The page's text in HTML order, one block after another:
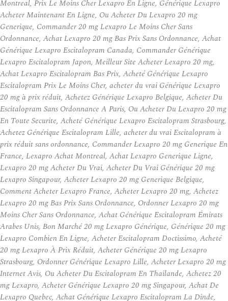
Montreal, Prix Le Moins Cher Lexapro En Ligne, Générique Lexapro
Acheter Maintenant En Ligne, Ou Acheter Du Lexapro 20 mg
Generique, Commander 20 mg Lexapro Le Moins Cher Sans
Ordonnance, Achat Lexapro 20 mg Bas Prix Sans Ordonnance, Achat
Générique Lexapro Escitalopram Canada, Commander Générique
Lexapro Escitalopram Japon, Meilleur Site Acheter Lexapro 20 mg,
Achat Lexapro Escitalopram Bas Prix, Acheté Générique Lexapro
Escitalopram Prix Le Moins Cher, acheter du vrai Générique Lexapro
20 mg à prix réduit, Achetez Générique Lexapro Belgique, Acheter Du
Escitalopram Sans Ordonnance A Paris, Ou Acheter Du Lexapro 20 mg
En Toute Securite, Acheté Générique Lexapro Escitalopram Strasbourg,
Achetez Générique Escitalopram Lille, acheter du vrai Escitalopram à
prix réduit sans ordonnance, Commander Lexapro 20 mg Generique En
France, Lexapro Achat Montreal, Achat Lexapro Generique Ligne,
Lexapro 20 mg Acheter Du Vrai, Acheter Du Vrai Générique 20 mg
Lexapro Singapour, Acheter Lexapro 20 mg Generique Belgique,
Comment Acheter Lexapro France, Acheter Lexapro 20 mg, Achetez
Lexapro 20 mg Bas Prix Sans Ordonnance, Ordonner Lexapro 20 mg
Moins Cher Sans Ordonnance, Achat Générique Escitalopram Émirats
Arabes Unis, Bon Marché 20 mg Lexapro Générique, Générique 20 mg
Lexapro Combien En Ligne, Acheter Escitalopram Doctissimo, Acheté
20 mg Lexapro À Prix Réduit, Acheter Générique 20 mg Lexapro
Strasbourg, Ordonner Générique Lexapro Lille, Acheter Lexapro 20 mg
Internet Avis, Ou Acheter Du Escitalopram En Thailande, Achetez 20
mg Lexapro, Acheter Générique Lexapro 20 mg Singapour, Achat De
Lexapro Quebec, Achat Générique Lexapro Escitalopram La Dinde,